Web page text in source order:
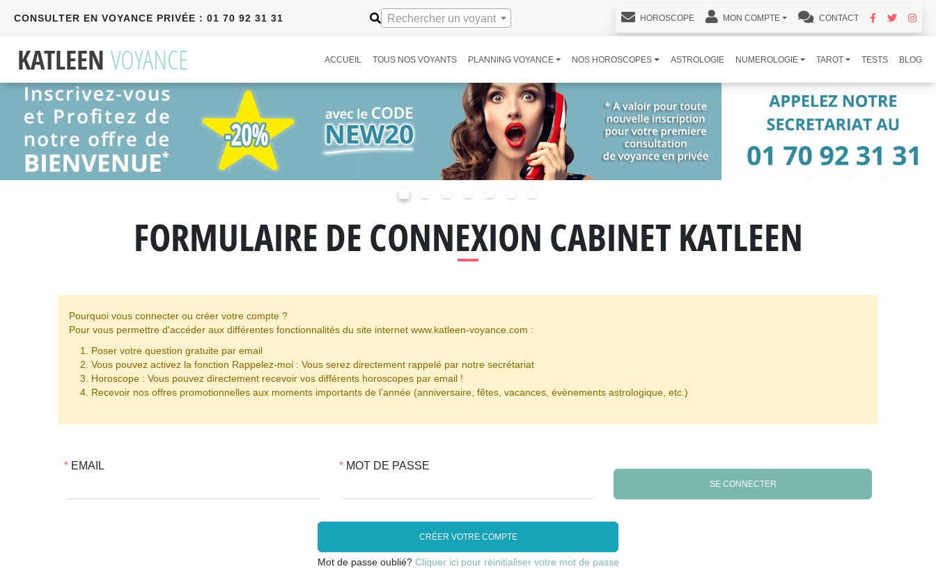
CONSULTER EN VOYANCE PRIVÉE : 01 70 92 31 31 Rechercher un voyant HOROSCOPE MON COMPTE CONTACT
ACCUEIL TOUS NOS VOYANTS PLANNING VOYANCE NOS HOROSCOPES ASTROLOGIE NUMEROLOGIE TAROT TESTS BLOG
FORMULAIRE DE CONNEXION CABINET KATLEEN
Pourquoi vous connecter ou créer votre compte ?
Pour vous permettre d'accéder aux différentes fonctionnalités du site internet www.katleen-voyance.com :
Poser votre question gratuite par email
Vous pouvez activez la fonction Rappelez-moi : Vous serez directement rappelé par notre secrétariat
Horoscope : Vous pouvez directement recevoir vos différents horoscopes par email !
Recevoir nos offres promotionnelles aux moments importants de l’année (anniversaire, fêtes, vacances, évènements astrologique, etc.)
EMAIL MOT DE PASSE
CRÉER VOTRE COMPTE
Mot de passe oublié? Cliquer ici pour réinitialiser votre mot de passe